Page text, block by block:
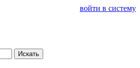
войти в систему
Искать